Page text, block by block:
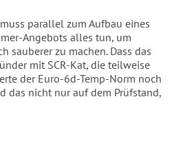
parallel zum Aufbau eines
Angebots alles tun, um
sauberer zu machen. Dass das
mit SCR-Kat, die teilweise
der Euro-6d-Temp-Norm noch
das nicht nur auf dem Prüfstand,